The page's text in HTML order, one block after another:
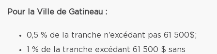
Pour la Ville de Gatineau :
0,5 % de la tranche n’excédant pas 61 500$;
1 % de la tranche excédant 61 500 $ sans